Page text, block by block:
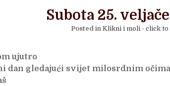
Subota 25.
Posted in Klikni i moli - click
ujutro
dan gledajući svijet milosrdnim